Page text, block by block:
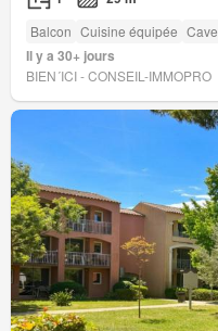
Balcon Cuisine équipée Cave
Il y a 30+ jours
BIEN´ICI - CONSEIL-IMMOPRO